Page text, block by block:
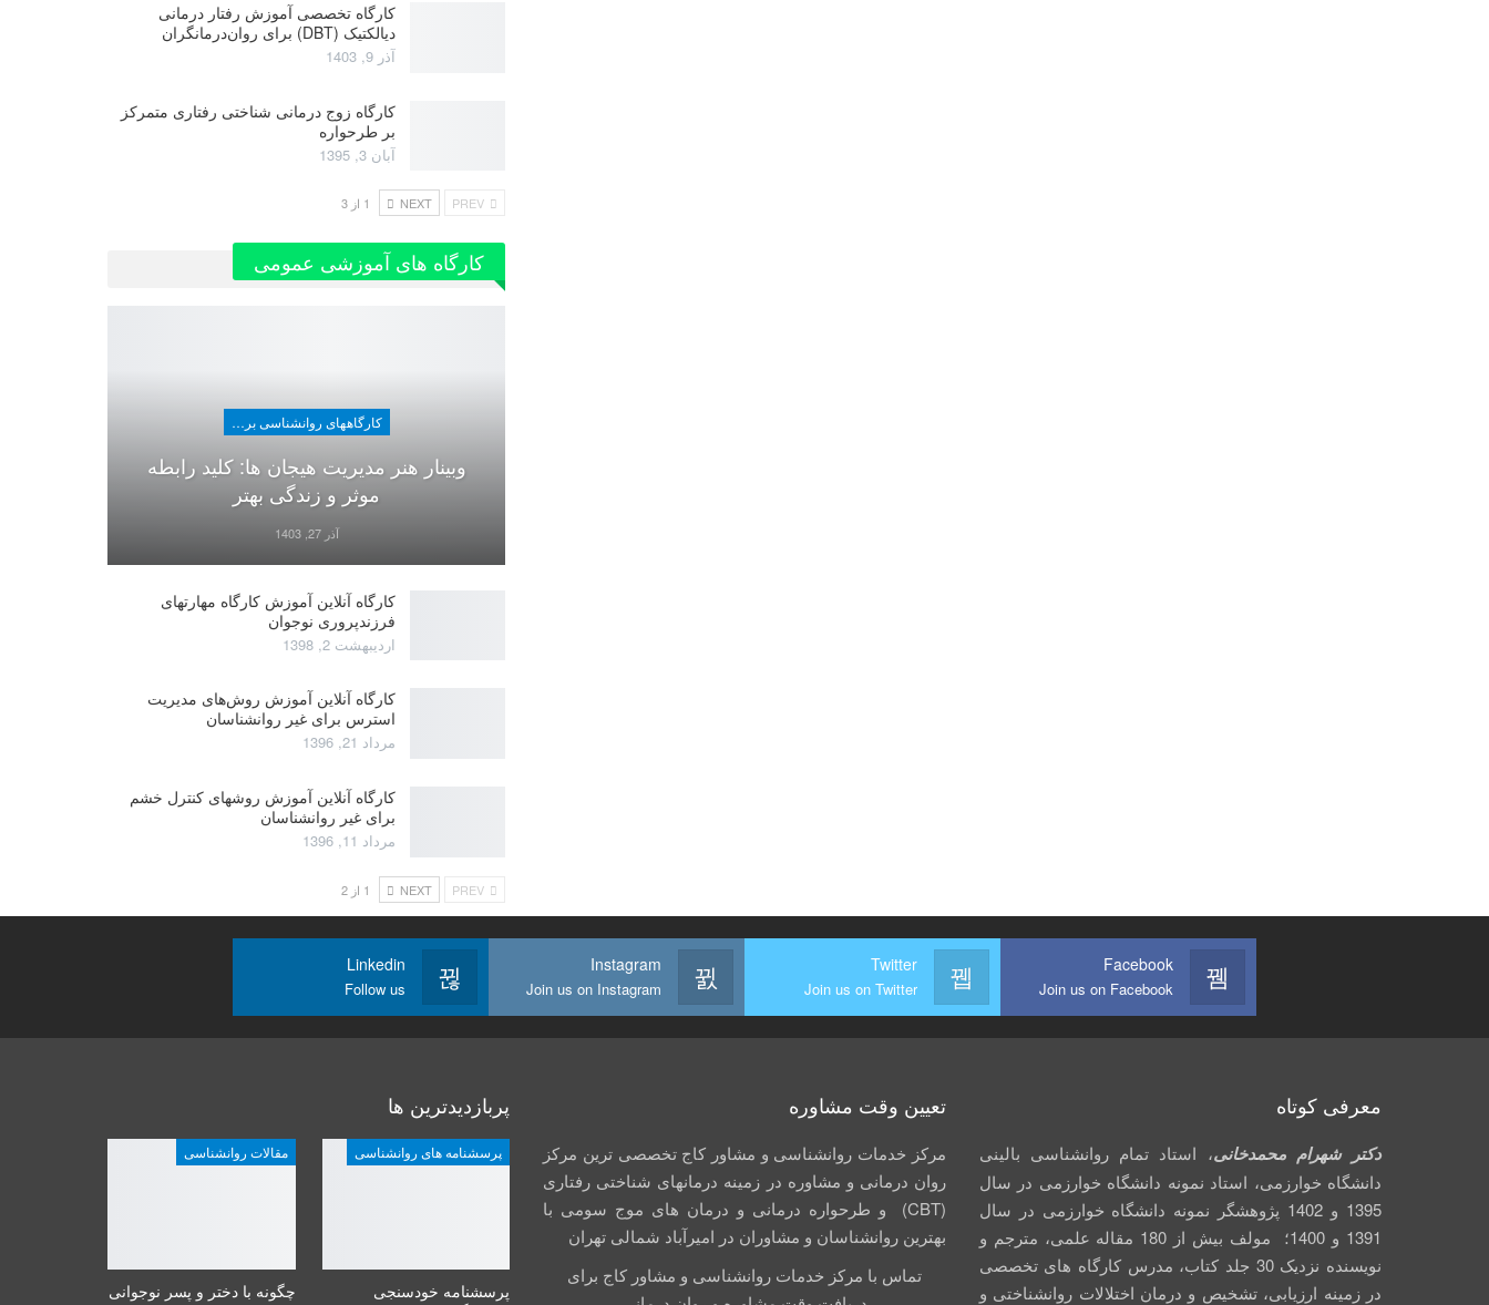
کارگاه تخصصی آموزش رفتار درمانی
دیالکتیک (DBT) برای روان‌درمانگران
آذر 9, 1403
کارگاه زوج‌ درمانی شناختی رفتاری متمرکز
بر طرحواره
آبان 3, 1395
NEXT 1 از 3
کارگاه های آموزشی عمومی
کارگاههای روانشناسی برای عموم
وبینار هنر مدیریت هیجان ها: کلید رابطه
موثر و زندگی بهتر
آذر 27, 1403
کارگاه آنلاین آموزش کارگاه مهارتهای
فرزندپروری نوجوان
اردیبهشت 2, 1398
کارگاه آنلاین آموزش روش‌های مدیریت
استرس برای غیر روانشناسان
مرداد 21, 1396
کارگاه آنلاین آموزش روشهای کنترل خشم
برای غیر روانشناسان
مرداد 11, 1396
NEXT 1 از 2
Facebook
Join us on Facebook
Twitter
Join us on Twitter
Instagram
Join us on Instagram
Linkedin
Follow us
معرفی کوتاه
دکتر شهرام محمدخانی، استاد تمام روانشناسی بالینی
دانشگاه خوارزمی، استاد نمونه دانشگاه خوارزمی در سال
1395 و 1402 پژوهشگر نمونه دانشگاه خوارزمی در سال
1391 و 1400؛ مولف بیش از 180 مقاله علمی، مترجم و
نویسنده نزدیک 30 جلد کتاب، مدرس کارگاه­ های تخصصی
در زمینه ارزیابی، تشخیص و درمان اختلالات روانشناختی و
تعیین وقت مشاوره
مرکز خدمات روانشناسی و مشاور کاج تخصصی‏ ترین مرکز
روان درمانی و مشاوره در زمینه درمان‏های شناختی رفتاری
(CBT) و طرحواره درمانی و درمان های موج سومی با
بهترین روانشناسان و مشاوران در امیرآباد شمالی تهران
تماس با مرکز خدمات روانشناسی و مشاور کاج برای
پربازدیدترین ها
پرسشنامه های روانشناسی
پرسشنامه خودسنجی
مقالات روانشناسی
چگونه با دختر و پسر نوجوانی